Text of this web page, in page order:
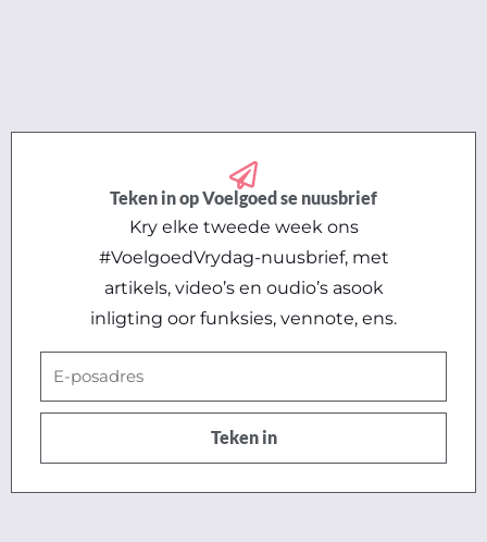
Teken in op Voelgoed se nuusbrief
Kry elke tweede week ons
#VoelgoedVrydag-nuusbrief, met
artikels, video’s en oudio’s asook
inligting oor funksies, vennote, ens.
E-
posadres
Teken in